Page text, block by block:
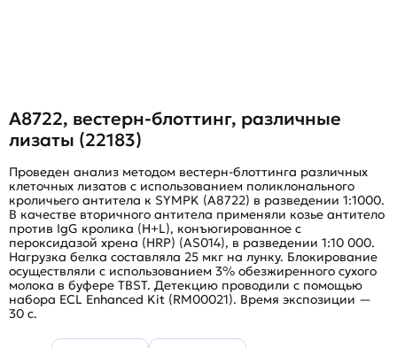
A8722, вестерн-блоттинг, различные
лизаты (22183)
Проведен анализ методом вестерн-блоттинга различных
клеточных лизатов с использованием поликлонального
кроличьего антитела к SYMPK (A8722) в разведении 1:1000.
В качестве вторичного антитела применяли козье антитело
против IgG кролика (H+L), конъюгированное с
пероксидазой хрена (HRP) (AS014), в разведении 1:10 000.
Нагрузка белка составляла 25 мкг на лунку. Блокирование
осуществляли с использованием 3% обезжиренного сухого
молока в буфере TBST. Детекцию проводили с помощью
набора ECL Enhanced Kit (RM00021). Время экспозиции —
30 с.